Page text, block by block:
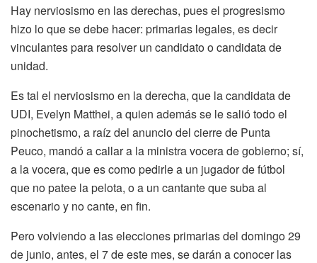
Hay nerviosismo en las derechas, pues el progresismo
hizo lo que se debe hacer: primarias legales, es decir
vinculantes para resolver un candidato o candidata de
unidad.
Es tal el nerviosismo en la derecha, que la candidata de
UDI, Evelyn Matthei, a quien además se le salió todo el
pinochetismo, a raíz del anuncio del cierre de Punta
Peuco, mandó a callar a la ministra vocera de gobierno; sí,
a la vocera, que es como pedirle a un jugador de fútbol
que no patee la pelota, o a un cantante que suba al
escenario y no cante, en fin.
Pero volviendo a las elecciones primarias del domingo 29
de junio, antes, el 7 de este mes, se darán a conocer las